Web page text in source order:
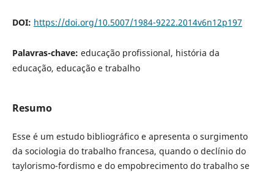
DOI: https://doi.org/10.5007/1984-9222.2014v6n12p197
Palavras-chave: educação profissional, história da
educação, educação e trabalho
Resumo
Esse é um estudo bibliográfico e apresenta o surgimento
da sociologia do trabalho francesa, quando o declínio do
taylorismo-fordismo e do empobrecimento do trabalho se